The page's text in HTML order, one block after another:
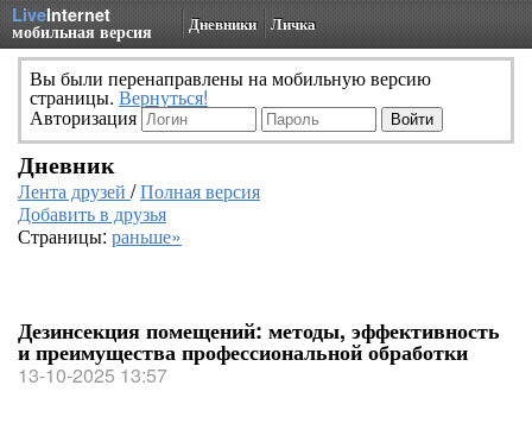
LiveInternet
мобильная версия Дневники Личка
Вы были перенаправлены на мобильную версию
страницы. Вернуться!
Авторизация
Дневник
Лента друзей /Полная версия
Добавить в друзья
Страницы: раньше»
Дезинсекция помещений: методы, эффективность
и преимущества профессиональной обработки
13-10-2025 13:57